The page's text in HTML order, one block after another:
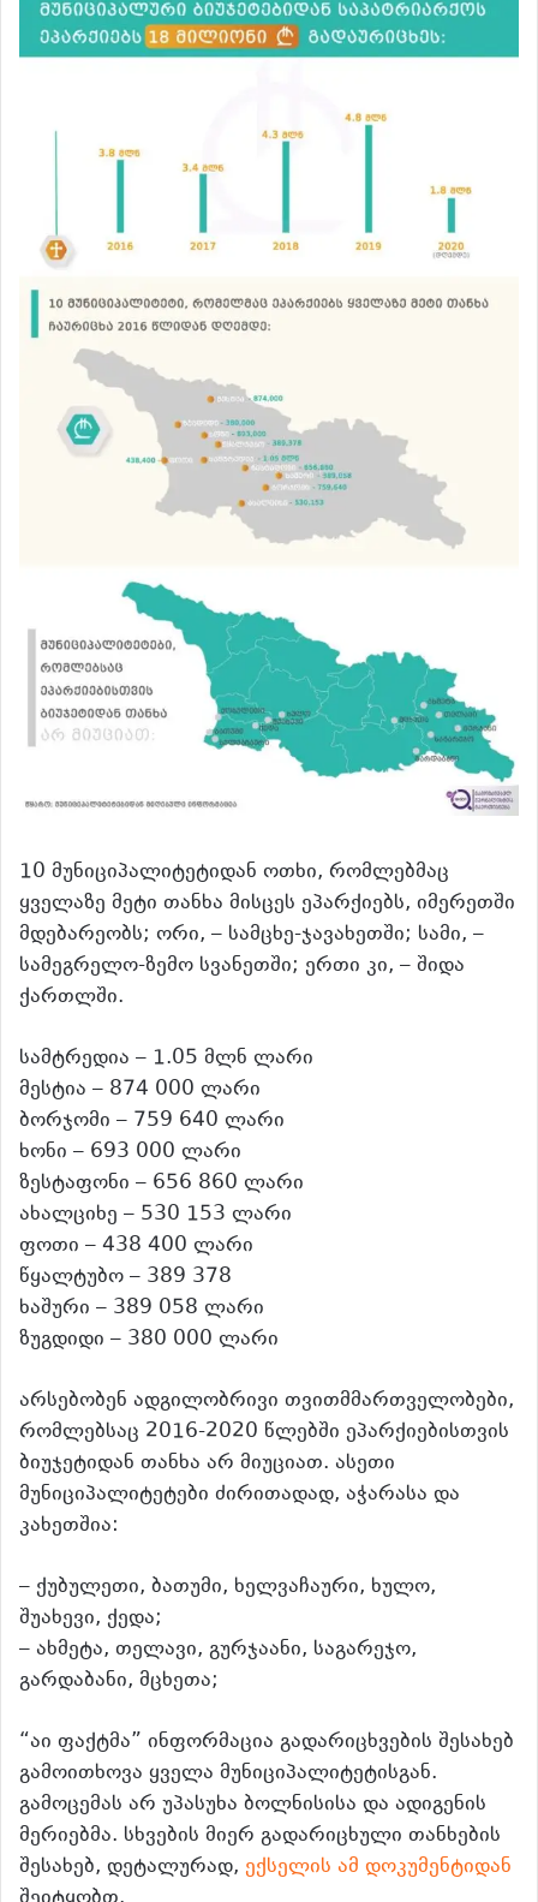
10 მუნიციპალიტეტიდან ოთხი, რომლებმაც
ყველაზე მეტი თანხა მისცეს ეპარქიებს, იმერეთში
მდებარეობს; ორი, – სამცხე-ჯავახეთში; სამი, –
სამეგრელო-ზემო სვანეთში; ერთი კი, – შიდა
ქართლში.
სამტრედია – 1.05 მლნ ლარი
მესტია – 874 000 ლარი
ბორჯომი – 759 640 ლარი
ხონი – 693 000 ლარი
ზესტაფონი – 656 860 ლარი
ახალციხე – 530 153 ლარი
ფოთი – 438 400 ლარი
წყალტუბო – 389 378
ხაშური – 389 058 ლარი
ზუგდიდი – 380 000 ლარი
არსებობენ ადგილობრივი თვითმმართველობები,
რომლებსაც 2016-2020 წლებში ეპარქიებისთვის
ბიუჯეტიდან თანხა არ მიუციათ. ასეთი
მუნიციპალიტეტები ძირითადად, აჭარასა და
კახეთშია:
– ქუბულეთი, ბათუმი, ხელვაჩაური, ხულო,
შუახევი, ქედა;
– ახმეტა, თელავი, გურჯაანი, საგარეჯო,
გარდაბანი, მცხეთა;
“აი ფაქტმა” ინფორმაცია გადარიცხვების შესახებ
გამოითხოვა ყველა მუნიციპალიტეტისგან.
გამოცემას არ უპასუხა ბოლნისისა და ადიგენის
მერიებმა. სხვების მიერ გადარიცხული თანხების
შესახებ, დეტალურად, ექსელის ამ დოკუმენტიდან